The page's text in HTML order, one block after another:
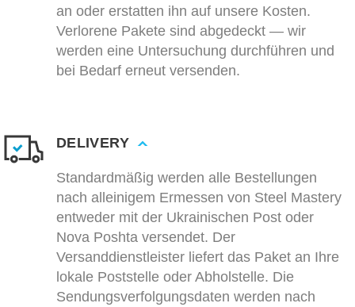
an oder erstatten ihn auf unsere Kosten.
Verlorene Pakete sind abgedeckt — wir
werden eine Untersuchung durchführen und
bei Bedarf erneut versenden.
DELIVERY
Standardmäßig werden alle Bestellungen
nach alleinigem Ermessen von Steel Mastery
entweder mit der Ukrainischen Post oder
Nova Poshta versendet. Der
Versanddienstleister liefert das Paket an Ihre
lokale Poststelle oder Abholstelle. Die
Sendungsverfolgungsdaten werden nach